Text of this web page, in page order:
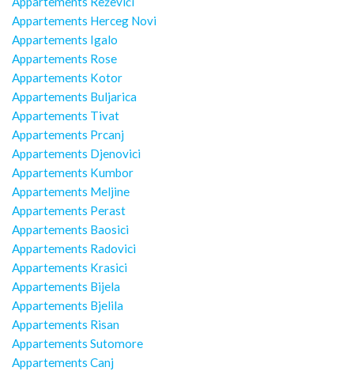
Appartements Herceg Novi
Appartements Igalo
Appartements Rose
Appartements Kotor
Appartements Buljarica
Appartements Tivat
Appartements Prcanj
Appartements Djenovici
Appartements Kumbor
Appartements Meljine
Appartements Perast
Appartements Baosici
Appartements Radovici
Appartements Krasici
Appartements Bijela
Appartements Bjelila
Appartements Risan
Appartements Sutomore
Appartements Canj